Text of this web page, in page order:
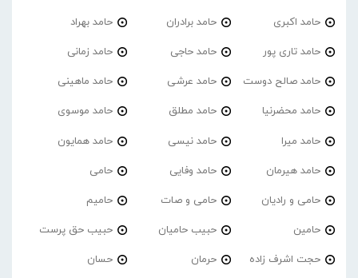
حامد اکبری حامد برادران حامد بهراد
حامد تاری پور حامد حاجی حامد زمانی
حامد صالح دوست حامد عرشی حامد ماهینی
حامد محضرنیا حامد مطلق حامد موسوی
حامد میرا حامد نیسی حامد همایون
حامد هیرمان حامد وفایی حامی
حامی و رادیان حامی و صات حامیم
حامین حبیب حامیان حبیب حق پرست
حجت اشرف زاده حرمان حسان